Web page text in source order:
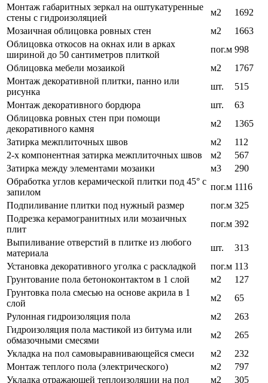
Монтаж габаритных зеркал на оштукатуренные
стены с гидроизоляцией
м2
1692
Мозаичная облицовка ровных стен
м2
1663
Облицовка откосов на окнах или в арках
шириной до 50 сантиметров плиткой
пог.м 998
Облицовка мебели мозаикой
м2
1767
Монтаж декоративной плитки, панно или
рисунка
шт.
515
Монтаж декоративного бордюра
шт.
63
Облицовка ровных стен при помощи
декоративного камня
м2
1365
Затирка межплиточных швов
м2
112
2-х компонентная затирка межплиточных швов
м2
567
Затирка между элементами мозаики
м3
290
Обработка углов керамической плитки под 45° с
запилом
пог.м 1116
Подпиливание плитки под нужный размер
пог.м 325
Подрезка керамогранитных или мозаичных
плит
пог.м 392
Выпиливание отверстий в плитке из любого
материала
шт.
313
Установка декоративного уголка с раскладкой
пог.м 113
Грунтование пола бетоноконтактом в 1 слой
м2
127
Грунтовка пола смесью на основе акрила в 1
слой
м2
65
Рулонная гидроизоляция пола
м2
263
Гидроизоляция пола мастикой из битума или
обмазочными смесями
м2
265
Укладка на пол самовыравнивающейся смеси
м2
232
Монтаж теплого пола (электрического)
м2
797
Укладка отражающей теплоизоляции на пол
м2 305